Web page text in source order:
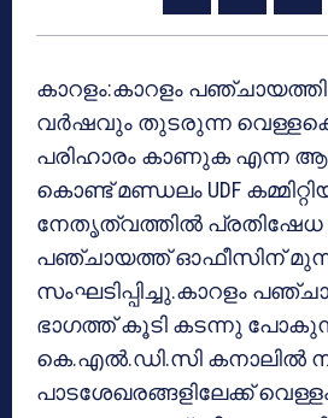
കാറളം:കാറളം
വര്‍ഷവും തുടരുന്ന
പരിഹാരം കാണുക എന്ന
കൊണ്ട് മണ്ഡലം UDF
നേതൃത്വത്തില്‍ പ്രതിഷേധ
പഞ്ചായത്ത് ഓഫീസിന്
സംഘടിപ്പിച്ചു.കാറളം
ഭാഗത്ത് കൂടി കടന്നു
കെ.എല്‍.ഡി.സി കനാലില്‍
പാടശേഖരങ്ങളിലേക്ക്